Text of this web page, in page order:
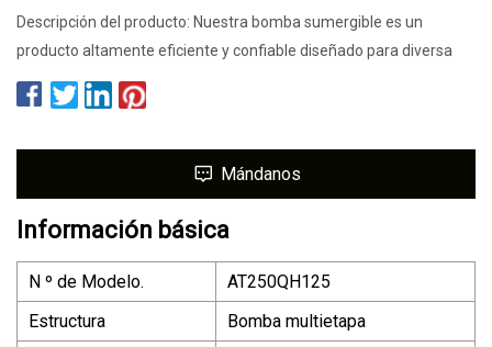
Descripción del producto: Nuestra bomba sumergible es un
producto altamente eficiente y confiable diseñado para diversa
Mándanos
Información básica
N º de Modelo.
AT250QH125
Estructura
Bomba multietapa